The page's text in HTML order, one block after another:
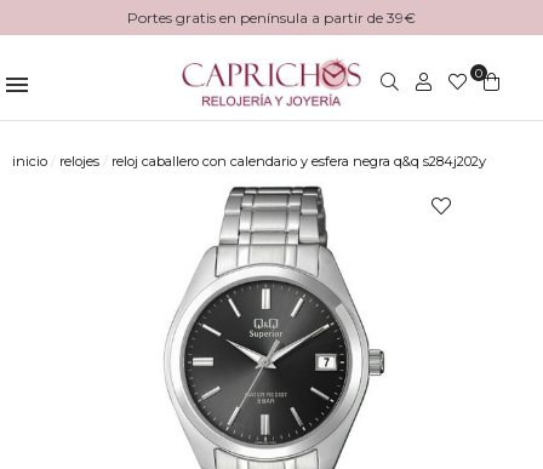
Portes gratis en península a partir de 39€
0
inicio relojes reloj caballero con calendario y esfera negra q&q s284j202y